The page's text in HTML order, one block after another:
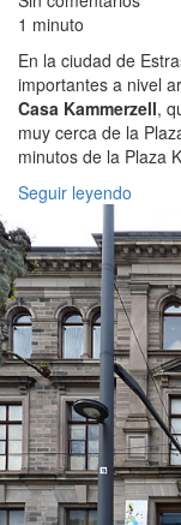
1 minuto
En la ciudad de
importantes a nivel
Casa Kammerzell,
muy cerca de la
minutos de la Plaza
Seguir leyendo